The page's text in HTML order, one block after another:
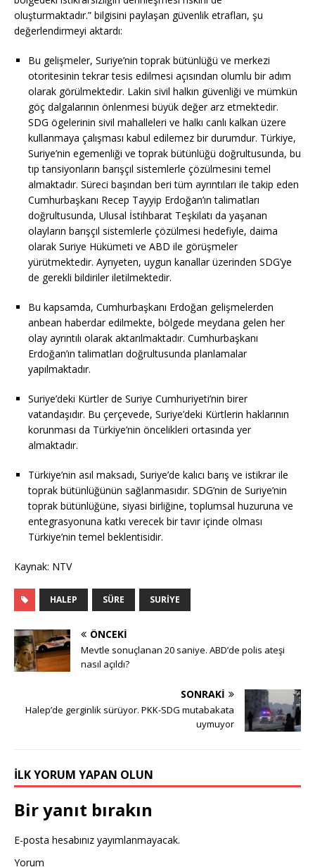
oluşturmaktadır.” bilgisini paylaşan güvenlik etrafları, şu
değerlendirmeyi aktardı:
Bu gelişmeler, Suriye’nin toprak bütünlüğü ve merkezi
otoritesinin tekrar tesis edilmesi açısından olumlu bir adım
olarak görülmektedir. Lakin sivil halkın güvenliği ve mümkün
göç dalgalarının önlenmesi büyük değer arz etmektedir.
SDG ögelerinin sivil mahalleleri ve halkı canlı kalkan üzere
kullanmaya çalışması kabul edilemez bir durumdur. Türkiye,
Suriye’nin egemenliği ve toprak bütünlüğü doğrultusunda, bu
tıp tansiyonların barışçıl sistemlerle çözülmesini temel
almaktadır. Süreci başından beri tüm ayrıntıları ile takip eden
Cumhurbaşkanı Recep Tayyip Erdoğan’ın talimatları
doğrultusunda, Ulusal İstihbarat Teşkilatı da yaşanan
olayların barışçıl sistemlerle çözülmesi hedefiyle, daima
olarak Suriye Hükümeti ve ABD ile görüşmeler
yürütmektedir. Ayrıyeten, uygun kanallar üzerinden SDG’ye
de gerekli bildiriler iletilmektedir.
Bu kapsamda, Cumhurbaşkanı Erdoğan gelişmelerden
anbean haberdar edilmekte, bölgede meydana gelen her
olay ayrıntılı olarak aktarılmaktadır. Cumhurbaşkanı
Erdoğan’ın talimatları doğrultusunda planlamalar
yapılmaktadır.
Suriye’deki Kürtler de Suriye Cumhuriyeti’nin birer
vatandaşıdır. Bu çerçevede, Suriye’deki Kürtlerin haklarının
korunması da Türkiye’nin öncelikleri ortasında yer
almaktadır.
Türkiye’nin asıl maksadı, Suriye’de kalıcı barış ve istikrar ile
toprak bütünlüğünün sağlanmasıdır. SDG’nin de Suriye’nin
toprak bütünlüğüne, siyasi birliğine, toplumsal huzuruna ve
entegrasyonuna katkı verecek bir tavır içinde olması
Türkiye’nin temel beklentisidir.
Kaynak: NTV
HALEP SÜRE SURIYE
ÖNCEKI
Mevtle sonuçlanan 20 saniye. ABD’de polis ateşi
nasıl açıldı?
SONRAKI
Halep’de gerginlik sürüyor. PKK-SDG mutabakata
uymuyor
İLK YORUM YAPAN OLUN
Bir yanıt bırakın
E-posta hesabınız yayımlanmayacak.
Yorum